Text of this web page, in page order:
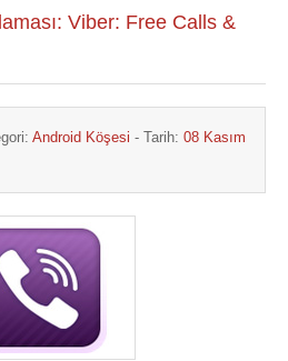
Viber: Free Calls &
Android Köşesi - Tarih: 08 Kasım